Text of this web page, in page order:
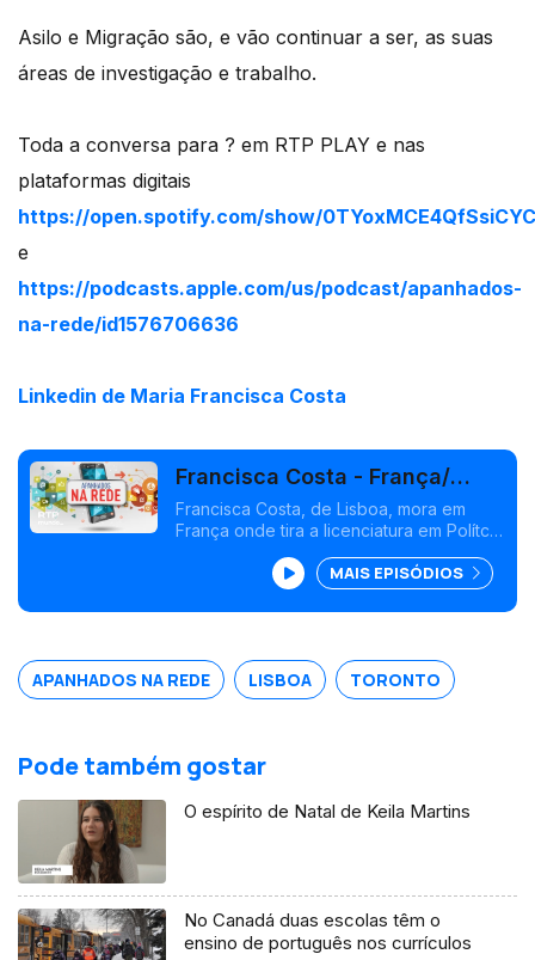
Asilo e Migração são, e vão continuar a ser, as suas
áreas de investigação e trabalho.
Toda a conversa para ? em RTP PLAY e nas
plataformas digitais
https://open.spotify.com/show/
e
https://podcasts.apple.com/us/podcast/apanhados-
na-rede/id1576706636
Linkedin de Maria Francisca Costa
Francisca Costa - França/
Canadá
Francisca Costa, de Lisboa, mora em
França onde tira a licenciatura em Polítca
Po obriga fazer um ano no exterior vive
atualmente em Toronto. Asilo e migração
são áreas de investigação
MAIS EPISÓDIOS
APANHADOS NA REDE LISBOA TORONTO
Pode também gostar
O espírito de Natal de Keila Martins
No Canadá duas escolas têm o
ensino de português nos currículos